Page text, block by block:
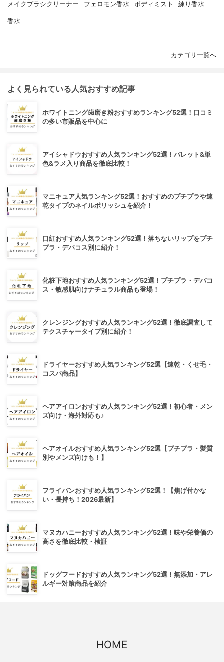
メイクブラシクリーナー フェロモン香水 ボディミスト 練り香水
香水
カテゴリ一覧へ
よく見られている人気おすすめ記事
ホワイトニング歯磨き粉おすすめランキング52選！口コミ
の多い市販品を中心に
アイシャドウおすすめ人気ランキング52選！パレット&単
色&ラメ入り商品を徹底比較！
マニキュア人気ランキング52選！おすすめのプチプラや速
乾タイプのネイルポリッシュを紹介！
口紅おすすめ人気ランキング52選！落ちないリップをプチ
プラ・デパコス別に紹介！
化粧下地おすすめ人気ランキング52選！プチプラ・デパコ
ス・敏感肌向けナチュラル商品も登場！
クレンジングおすすめ人気ランキング52選！徹底調査して
テクスチャータイプ別に紹介！
ドライヤーおすすめ人気ランキング52選【速乾・くせ毛・
コスパ商品】
ヘアアイロンおすすめ人気ランキング52選！初心者・メン
ズ向け・海外対応も♪
ヘアオイルおすすめ人気ランキング52選【プチプラ・髪質
別やメンズ向けも！】
フライパンおすすめ人気ランキング52選！【焦げ付かな
い・長持ち！2026最新】
マヌカハニーおすすめ人気ランキング52選！味や栄養価の
高さを徹底比較・検証
ドッグフードおすすめ人気ランキング52選！無添加・アレ
ルギー対策商品を紹介
HOME